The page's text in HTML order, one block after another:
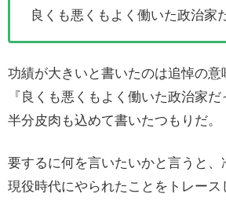
良くも悪くもよく働いた政治家
功績が大きいと書いたのは追悼の意
『良くも悪くもよく働いた政治家
半分皮肉も込めて書いたつもりだ。
要するに何を言いたいかと言うと
現役時代にやられたことをトレース